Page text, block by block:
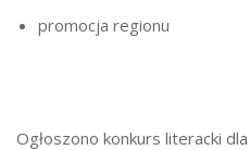
promocja regionu
Ogłoszono konkurs literacki